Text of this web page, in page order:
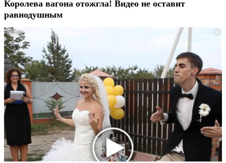
Королева вагона отожгла! Видео не оставит
равнодушным
i